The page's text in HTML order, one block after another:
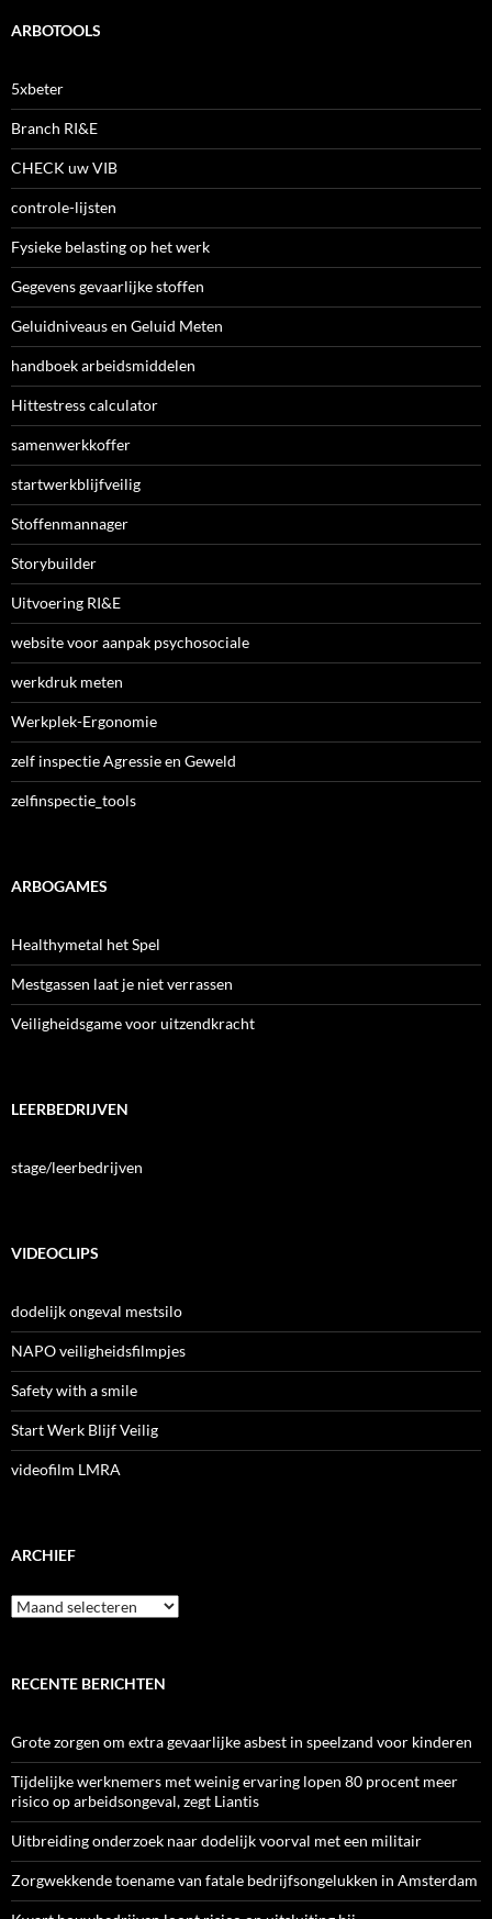
ARBOTOOLS
5xbeter
Branch RI&E
CHECK uw VIB
controle-lijsten
Fysieke belasting op het werk
Gegevens gevaarlijke stoffen
Geluidniveaus en Geluid Meten
handboek arbeidsmiddelen
Hittestress calculator
samenwerkkoffer
startwerkblijfveilig
Stoffenmannager
Storybuilder
Uitvoering RI&E
website voor aanpak psychosociale
werkdruk meten
Werkplek-Ergonomie
zelf inspectie Agressie en Geweld
zelfinspectie_tools
ARBOGAMES
Healthymetal het Spel
Mestgassen laat je niet verrassen
Veiligheidsgame voor uitzendkracht
LEERBEDRIJVEN
stage/leerbedrijven
VIDEOCLIPS
dodelijk ongeval mestsilo
NAPO veiligheidsfilmpjes
Safety with a smile
Start Werk Blijf Veilig
videofilm LMRA
ARCHIEF
Archief
RECENTE BERICHTEN
Grote zorgen om extra gevaarlijke asbest in speelzand voor kinderen
Tijdelijke werknemers met weinig ervaring lopen 80 procent meer
risico op arbeidsongeval, zegt Liantis
Uitbreiding onderzoek naar dodelijk voorval met een militair
Zorgwekkende toename van fatale bedrijfsongelukken in Amsterdam